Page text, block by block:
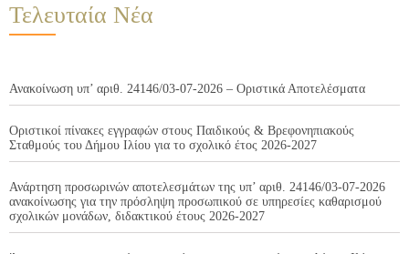
Τελευταία Νέα
Ανακοίνωση υπ’ αριθ. 24146/03-07-2026 – Οριστικά Αποτελέσματα
Οριστικοί πίνακες εγγραφών στους Παιδικούς & Βρεφονηπιακούς
Σταθμούς του Δήμου Ιλίου για το σχολικό έτος 2026-2027
Ανάρτηση προσωρινών αποτελεσμάτων της υπ’ αριθ. 24146/03-07-2026
ανακοίνωσης για την πρόσληψη προσωπικού σε υπηρεσίες καθαρισμού
σχολικών μονάδων, διδακτικού έτους 2026-2027